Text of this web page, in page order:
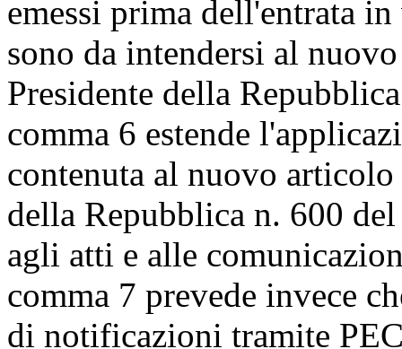
emessi prima dell'entrata
sono da intendersi al
Presidente della
comma 6 estende
contenuta al nuovo
della Repubblica n. 600
agli atti e alle
comma 7 prevede invece
di notificazioni tramite